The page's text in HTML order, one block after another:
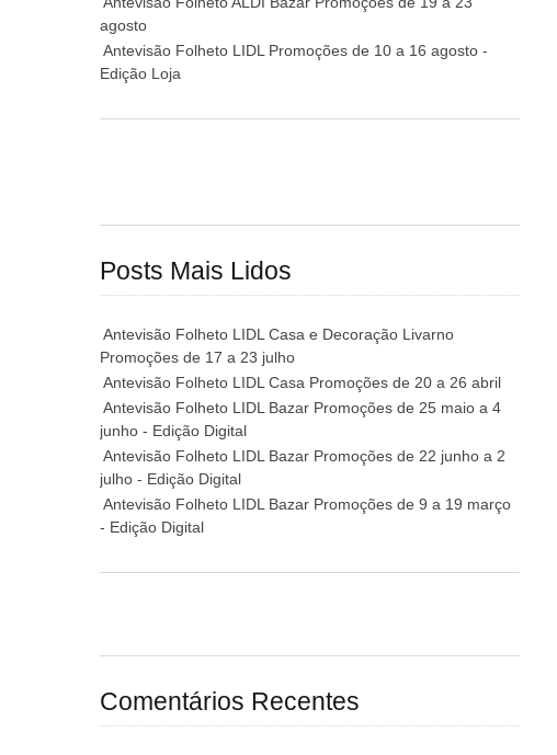
agosto
Antevisão Folheto LIDL Promoções de 10 a 16 agosto -
Edição Loja
Posts Mais Lidos
Antevisão Folheto LIDL Casa e Decoração Livarno
Promoções de 17 a 23 julho
Antevisão Folheto LIDL Casa Promoções de 20 a 26 abril
Antevisão Folheto LIDL Bazar Promoções de 25 maio a 4
junho - Edição Digital
Antevisão Folheto LIDL Bazar Promoções de 22 junho a 2
julho - Edição Digital
Antevisão Folheto LIDL Bazar Promoções de 9 a 19 março
- Edição Digital
Comentários Recentes